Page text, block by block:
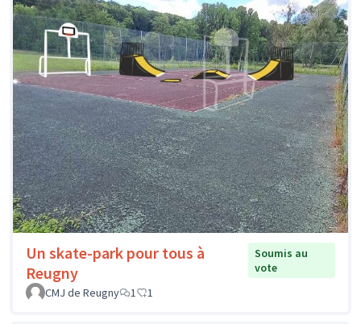
Un skate-park pour tous à
Reugny
Soumis au
vote
CMJ de Reugny
1 1